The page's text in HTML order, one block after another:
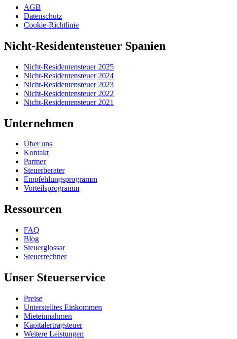
AGB
Datenschutz
Cookie-Richtlinie
Nicht-Residentensteuer Spanien
Nicht-Residentensteuer 2025
Nicht-Residentensteuer 2024
Nicht-Residentensteuer 2023
Nicht-Residentensteuer 2022
Nicht-Residentensteuer 2021
Unternehmen
Über uns
Kontakt
Partner
Steuerberater
Empfehlungsprogramm
Vorteilsprogramm
Ressourcen
FAQ
Blog
Steuerglossar
Steuerrechner
Unser Steuerservice
Preise
Unterstelltes Einkommen
Mieteinnahmen
Kapitalertragsteuer
Weitere Leistungen